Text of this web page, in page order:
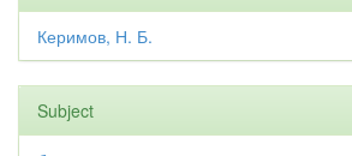
Керимов, Н. Б.
Subject